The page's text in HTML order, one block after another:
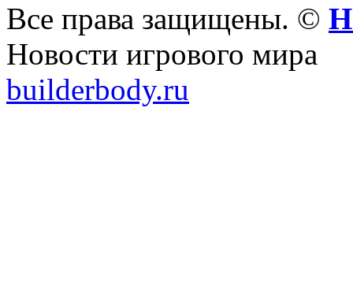
Все права защищены. ©
Новости игрового мира
builderbody.ru